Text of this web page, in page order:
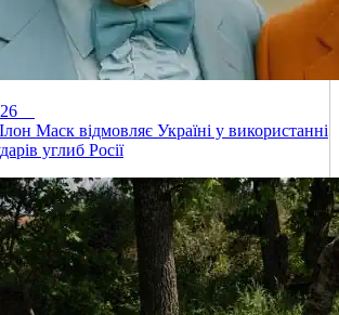
Маск відмовляє Україні у використанні
углиб Росії